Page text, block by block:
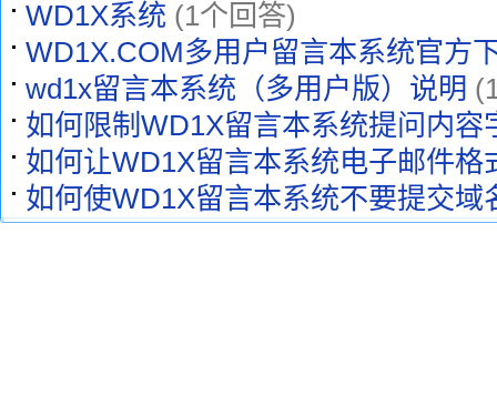
WD1X系统 (1个回答)
WD1X.COM多用户留言本系统官方
wd1x留言本系统（多用户版）说明
如何限制WD1X留言本系统提问内容
如何让WD1X留言本系统电子邮件格
如何使WD1X留言本系统不要提交域